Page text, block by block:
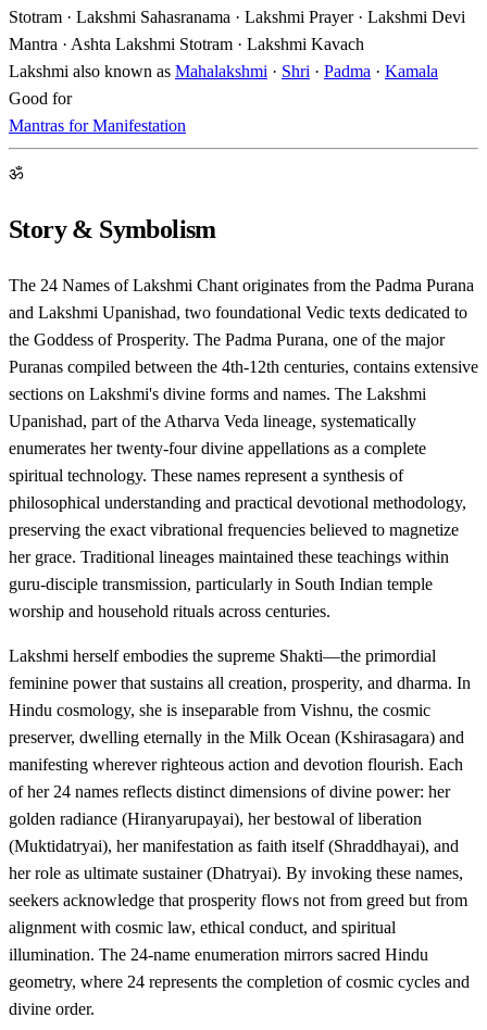
Stotram · Lakshmi Sahasranama · Lakshmi Prayer · Lakshmi Devi
Mantra · Ashta Lakshmi Stotram · Lakshmi Kavach
Lakshmi also known as Mahalakshmi · Shri · Padma · Kamala
Good for
Mantras for Manifestation
ॐ
Story & Symbolism
The 24 Names of Lakshmi Chant originates from the Padma Purana
and Lakshmi Upanishad, two foundational Vedic texts dedicated to
the Goddess of Prosperity. The Padma Purana, one of the major
Puranas compiled between the 4th-12th centuries, contains extensive
sections on Lakshmi's divine forms and names. The Lakshmi
Upanishad, part of the Atharva Veda lineage, systematically
enumerates her twenty-four divine appellations as a complete
spiritual technology. These names represent a synthesis of
philosophical understanding and practical devotional methodology,
preserving the exact vibrational frequencies believed to magnetize
her grace. Traditional lineages maintained these teachings within
guru-disciple transmission, particularly in South Indian temple
worship and household rituals across centuries.
Lakshmi herself embodies the supreme Shakti—the primordial
feminine power that sustains all creation, prosperity, and dharma. In
Hindu cosmology, she is inseparable from Vishnu, the cosmic
preserver, dwelling eternally in the Milk Ocean (Kshirasagara) and
manifesting wherever righteous action and devotion flourish. Each
of her 24 names reflects distinct dimensions of divine power: her
golden radiance (Hiranyarupayai), her bestowal of liberation
(Muktidatryai), her manifestation as faith itself (Shraddhayai), and
her role as ultimate sustainer (Dhatryai). By invoking these names,
seekers acknowledge that prosperity flows not from greed but from
alignment with cosmic law, ethical conduct, and spiritual
illumination. The 24-name enumeration mirrors sacred Hindu
geometry, where 24 represents the completion of cosmic cycles and
divine order.